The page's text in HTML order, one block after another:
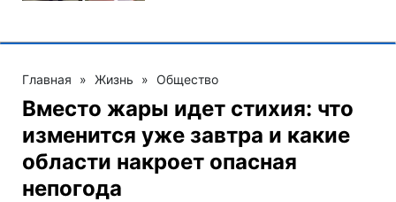
Главная » Жизнь » Общество
Вместо жары идет стихия: что
изменится уже завтра и какие
области накроет опасная
непогода